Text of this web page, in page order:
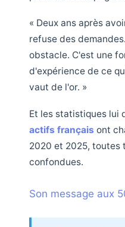
« Deux ans après
refuse des
obstacle. C'est une
d'expérience de ce
vaut de l'or. »
Et les statistiques lui
actifs français ont
2020 et 2025, toutes
confondues.
Son message aux